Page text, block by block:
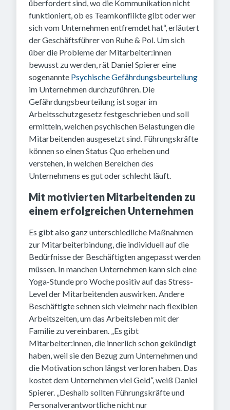
überfordert sind, wo die Kommunikation nicht
funktioniert, ob es Teamkonflikte gibt oder wer
sich vom Unternehmen entfremdet hat“, erläutert
der Geschäftsführer von Ruhe & Pol. Um sich
über die Probleme der Mitarbeiter:innen
bewusst zu werden, rät Daniel Spierer eine
sogenannte Psychische Gefährdungsbeurteilung
im Unternehmen durchzuführen. Die
Gefährdungsbeurteilung ist sogar im
Arbeitsschutzgesetz festgeschrieben und soll
ermitteln, welchen psychischen Belastungen die
Mitarbeitenden ausgesetzt sind. Führungskräfte
können so einen Status Quo erheben und
verstehen, in welchen Bereichen des
Unternehmens es gut oder schlecht läuft.
Mit motivierten Mitarbeitenden zu
einem erfolgreichen Unternehmen
Es gibt also ganz unterschiedliche Maßnahmen
zur Mitarbeiterbindung, die individuell auf die
Bedürfnisse der Beschäftigten angepasst werden
müssen. In manchen Unternehmen kann sich eine
Yoga-Stunde pro Woche positiv auf das Stress-
Level der Mitarbeitenden auswirken. Andere
Beschäftigte sehnen sich vielmehr nach flexiblen
Arbeitszeiten, um das Arbeitsleben mit der
Familie zu vereinbaren. „Es gibt
Mitarbeiter:innen, die innerlich schon gekündigt
haben, weil sie den Bezug zum Unternehmen und
die Motivation schon längst verloren haben. Das
kostet dem Unternehmen viel Geld“, weiß Daniel
Spierer. „Deshalb sollten Führungskräfte und
Personalverantwortliche nicht nur